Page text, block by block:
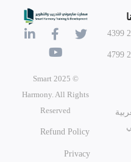
© 2025 Smart
Harmony. All Rights
Reserved
Refund Policy
Privacy